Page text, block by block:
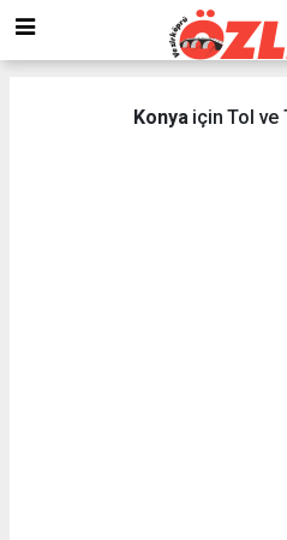
Konya için Tol ve